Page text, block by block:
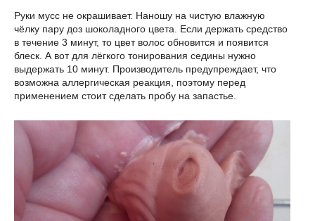
Руки мусс не окрашивает. Наношу на чистую влажную
чёлку пару доз шоколадного цвета. Если держать средство
в течение 3 минут, то цвет волос обновится и появится
блеск. А вот для лёгкого тонирования седины нужно
выдержать 10 минут. Производитель предупреждает, что
возможна аллергическая реакция, поэтому перед
применением стоит сделать пробу на запастье.